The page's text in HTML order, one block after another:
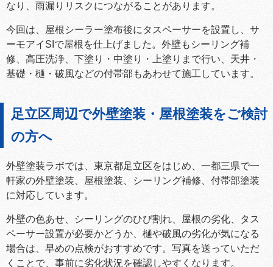
なり、雨漏りリスクにつながることがあります。
今回は、屋根シーラー塗布後にタスペーサーを設置し、サ
ーモアイSIで屋根を仕上げました。外壁もシーリング補
修、高圧洗浄、下塗り・中塗り・上塗りまで行い、天井・
基礎・樋・破風などの付帯部もあわせて施工しています。
足立区周辺で外壁塗装・屋根塗装をご検討
の方へ
外壁塗装ラボでは、東京都足立区をはじめ、一都三県で一
軒家の外壁塗装、屋根塗装、シーリング補修、付帯部塗装
に対応しています。
外壁の色あせ、シーリングのひび割れ、屋根の劣化、タス
ペーサー設置が必要かどうか、樋や破風の劣化が気になる
場合は、早めの点検がおすすめです。写真を送っていただ
くことで、事前に劣化状況を確認しやすくなります。